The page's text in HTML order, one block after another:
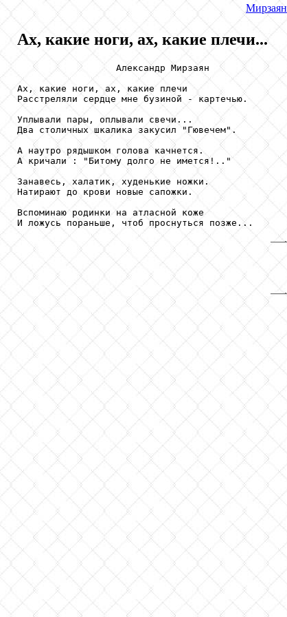
Мирзаян
Ах, какие ноги, ах, какие плечи...
                  Александр Мирзаян
Ах, какие ноги, ах, какие плечи
Расстреляли сердце мне бузиной - картечью.
Уплывали пары, оплывали свечи...
Два столичных шкалика закусил "Гювечем".
А наутро рядышком голова качнется.
А кричали : "Битому долго не имется!.."
Занавесь, халатик, худенькие ножки.
Натирают до крови новые сапожки.
Вспоминаю родинки на атласной коже
И ложусь пораньше, чтоб проснуться позже...